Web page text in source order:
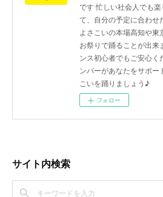
です 忙しい社会人でも
て、自分の予定に合わせ
よさこいの本場高知や
お祭りで踊ることが出
ンス初心者でもご安心く
ンバーがあなたをサポー
こいを踊りましょう♪
フォロー
サイト内検索